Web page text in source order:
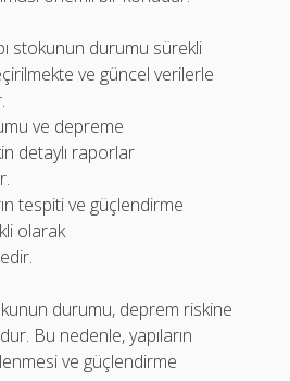
stokunun durumu sürekli
ve güncel verilerle
ve depreme
detaylı raporlar
tespiti ve güçlendirme
olarak
durumu, deprem riskine
Bu nedenle, yapıların
ve güçlendirme